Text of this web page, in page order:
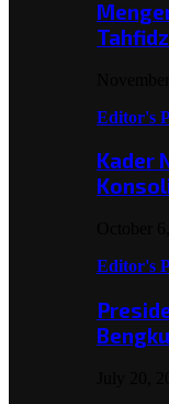
Editor's
Kader
Editor's